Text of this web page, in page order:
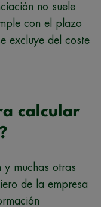
no suele
con el plazo
excluye del coste
calcular
y muchas otras
de la empresa